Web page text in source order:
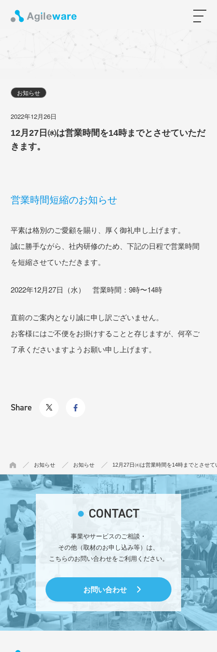
お知らせ
2022年12月26日
12月27日㈬は営業時間を14時までとさせていただ
きます。
営業時間短縮のお知らせ
平素は格別のご愛顧を賜り、厚く御礼申し上げます。
誠に勝手ながら、社内研修のため、下記の日程で営業時間
を短縮させていただきます。
2022年12月27日（水） 営業時間：9時〜14時
直前のご案内となり誠に申し訳ございません。
お客様にはご不便をお掛けすることと存じますが、何卒ご
了承くださいますようお願い申し上げます。
Share
お知らせ お知らせ 12月27日㈬は営業時間を14時までとさせて
CONTACT
事業やサービスのご相談・
その他（取材のお申し込み等）は、
こちらのお問い合わせをご利用ください。
お問い合わせ